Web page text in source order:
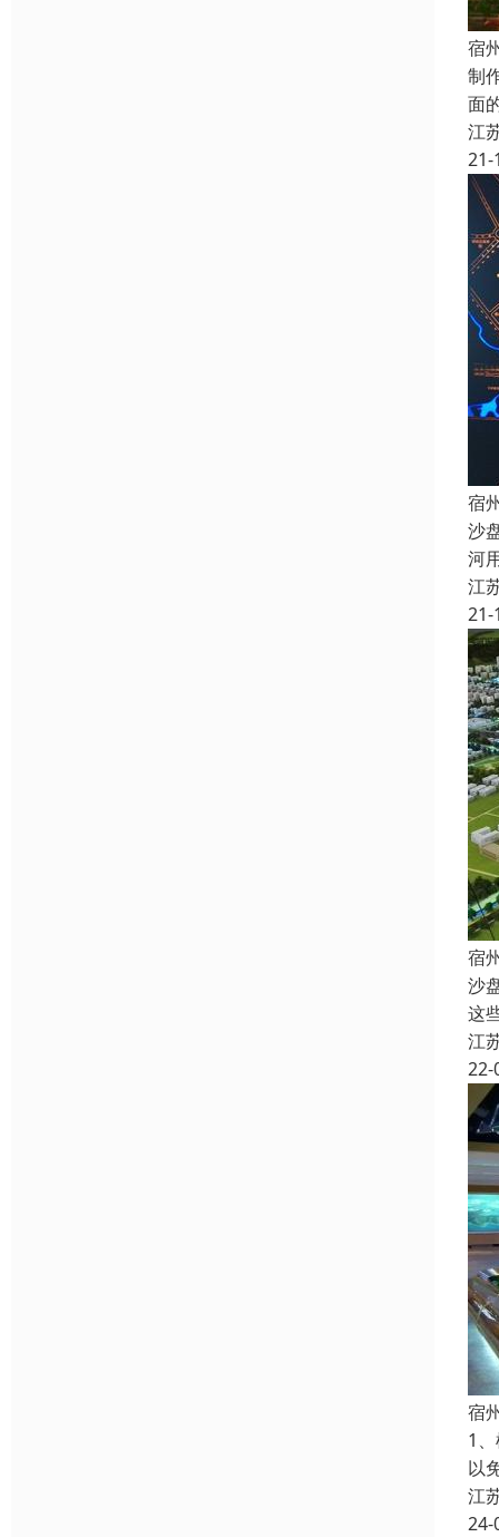
宿
制
面
江
21-
宿
沙
河
江
21-
宿
沙
这
江
22-
宿
1
以
江
24-